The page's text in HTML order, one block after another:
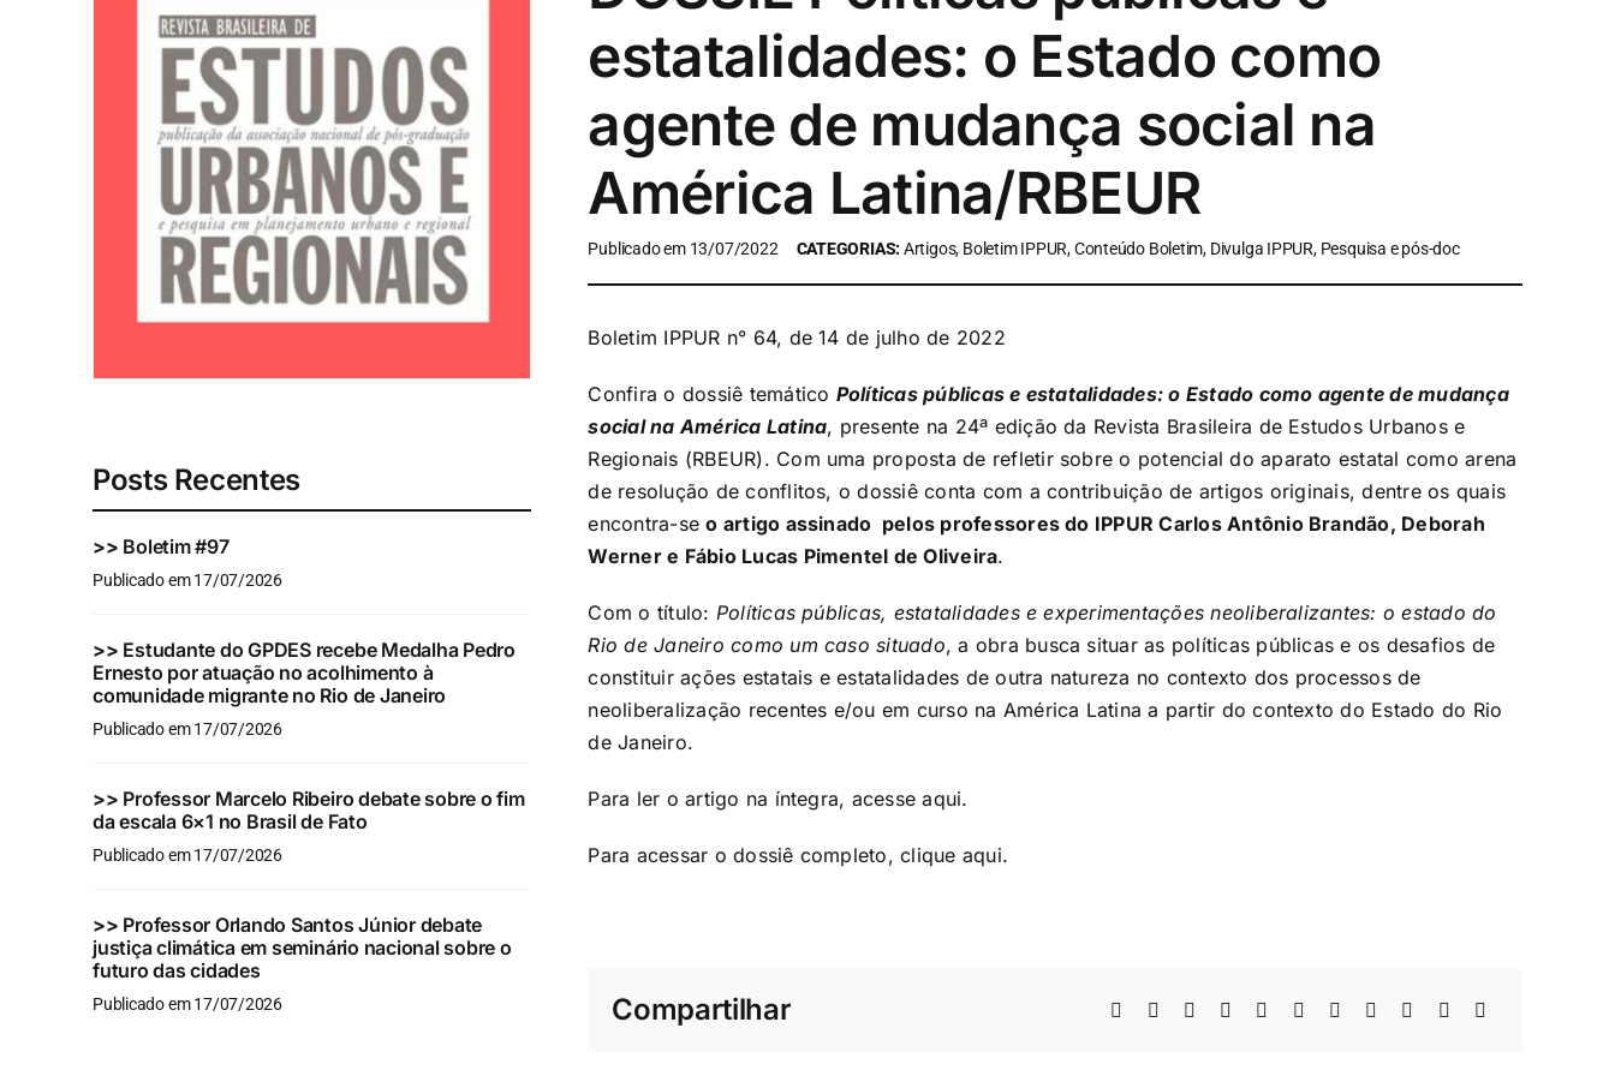
Posts Recentes
>> Boletim #97
Publicado em 17/07/2026
>> Estudante do GPDES recebe Medalha Pedro
Ernesto por atuação no acolhimento à
comunidade migrante no Rio de Janeiro
Publicado em 17/07/2026
>> Professor Marcelo Ribeiro debate sobre o fim
da escala 6×1 no Brasil de Fato
Publicado em 17/07/2026
>> Professor Orlando Santos Júnior debate
justiça climática em seminário nacional sobre o
futuro das cidades
Publicado em 17/07/2026
estatalidades: o Estado como
agente de mudança social na
América Latina/RBEUR
Publicado em 13/07/2022 CATEGORIAS:Artigos, Boletim IPPUR, Conteúdo Boletim, Divulga IPPUR, Pesquisa e pós-doc
Boletim IPPUR n° 64, de 14 de julho de 2022
Confira o dossiê temático Políticas públicas e estatalidades: o Estado como agente de mudança
social na América Latina, presente na 24ª edição da Revista Brasileira de Estudos Urbanos e
Regionais (RBEUR). Com uma proposta de refletir sobre o potencial do aparato estatal como arena
de resolução de conflitos, o dossiê conta com a contribuição de artigos originais, dentre os quais
encontra-seo artigo assinado pelos professores do IPPUR Carlos Antônio Brandão, Deborah
Werner e Fábio Lucas Pimentel de Oliveira.
Com o título: Políticas públicas, estatalidades e experimentações neoliberalizantes: o estado do
Rio de Janeiro como um caso situado, a obra busca situar as políticas públicas e os desafios de
constituir ações estatais e estatalidades de outra natureza no contexto dos processos de
neoliberalização recentes e/ou em curso na América Latina a partir do contexto do Estado do Rio
de Janeiro.
Para ler o artigo na íntegra, acesseaqui.
Para acessar o dossiê completo, clique aqui.
Compartilhar